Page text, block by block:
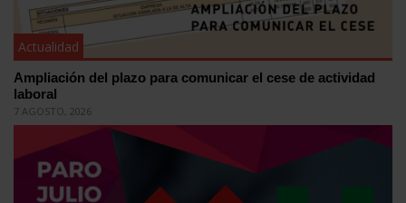
Actualidad
Ampliación del plazo para comunicar el cese de actividad
laboral
7 AGOSTO, 2026